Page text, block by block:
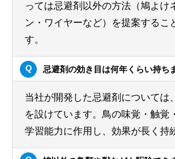
っては忌避剤以外の方法（鳩よけ
ン・ワイヤーなど）を提案するこ
す。
忌避剤の効き目は何年くらい持ち
当社が開発した忌避剤については
を設けています。鳥の味覚・触覚
学習能力に作用し、効果が長く持